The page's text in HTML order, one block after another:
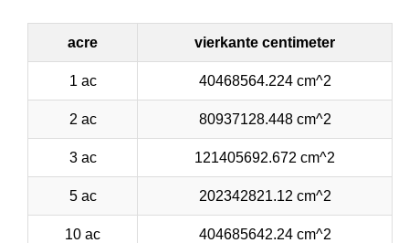
acre vierkante centimeter
1 ac 40468564.224 cm^2
2 ac 80937128.448 cm^2
3 ac 121405692.672 cm^2
5 ac 202342821.12 cm^2
10 ac 404685642.24 cm^2